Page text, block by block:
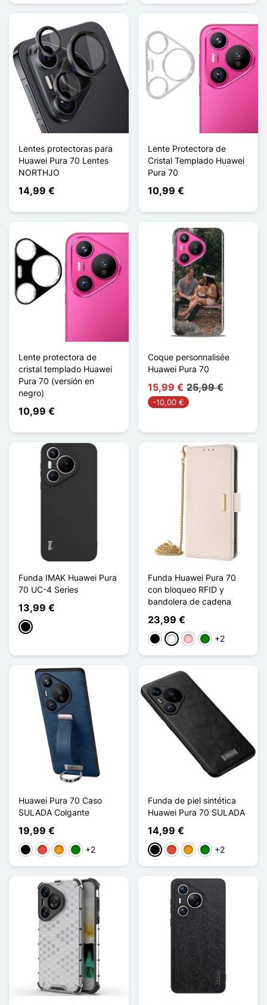
Lentes protectoras para
Huawei Pura 70 Lentes
NORTHJO
14,99 €
Lente Protectora de
Cristal Templado Huawei
Pura 70
10,99 €
Lente protectora de
cristal templado Huawei
Pura 70 (versión en
negro)
10,99 €
Coque personnalisée
Huawei Pura 70
15,99 € 25,99 €
-10,00 €
Funda IMAK Huawei Pura
70 UC-4 Series
13,99 €
Negro
Funda Huawei Pura 70
con bloqueo RFID y
bandolera de cadena
23,99 €
NegroBlancoRosaVerde
+2
Huawei Pura 70 Caso
SULADA Colgante
19,99 €
NegroRojoNaranjaVerde
+2
Funda de piel sintética
Huawei Pura 70 SULADA
14,99 €
NegroRojoNaranjaVerde
+2